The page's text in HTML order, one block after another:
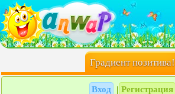
Градиент позитива!
Вход Регистрация